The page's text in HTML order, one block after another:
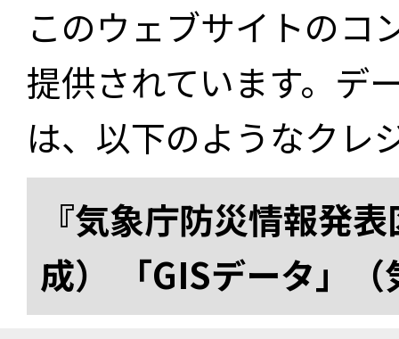
このウェブサイトのコ
提供されています。デ
は、以下のようなクレ
『気象庁防災情報発
成） 「GISデータ」